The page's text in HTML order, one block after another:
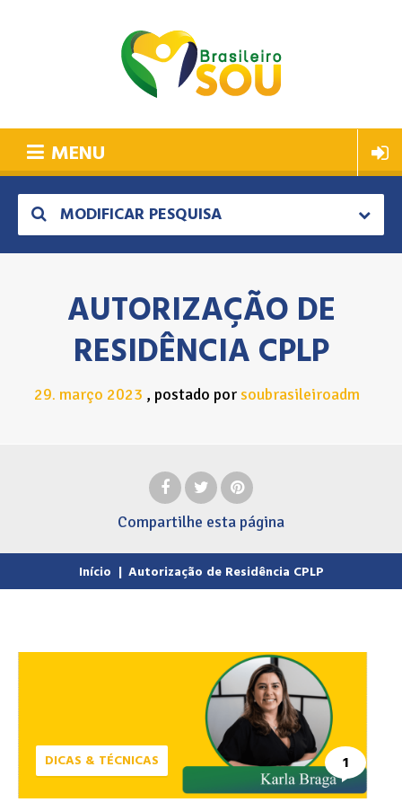
MENU
MODIFICAR PESQUISA
AUTORIZAÇÃO DE
RESIDÊNCIA CPLP
29. março 2023 postado porsoubrasileiroadm
Compartilhe esta página
Início | Autorização de Residência CPLP
DICAS & TÉCNICAS 1